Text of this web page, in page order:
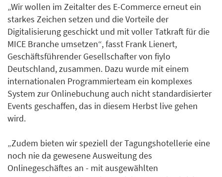
„Wir wollen im Zeitalter des E-Commerce erneut ein
starkes Zeichen setzen und die Vorteile der
Digitalisierung geschickt und mit voller Tatkraft für die
MICE Branche umsetzen“, fasst Frank Lienert,
Geschäftsführender Gesellschafter von fiylo
Deutschland, zusammen. Dazu wurde mit einem
internationalen Programmierteam ein komplexes
System zur Onlinebuchung auch nicht standardisierter
Events geschaffen, das in diesem Herbst live gehen
wird.
„Zudem bieten wir speziell der Tagungshotellerie eine
noch nie da gewesene Ausweitung des
Onlinegeschäftes an - mit ausgewählten